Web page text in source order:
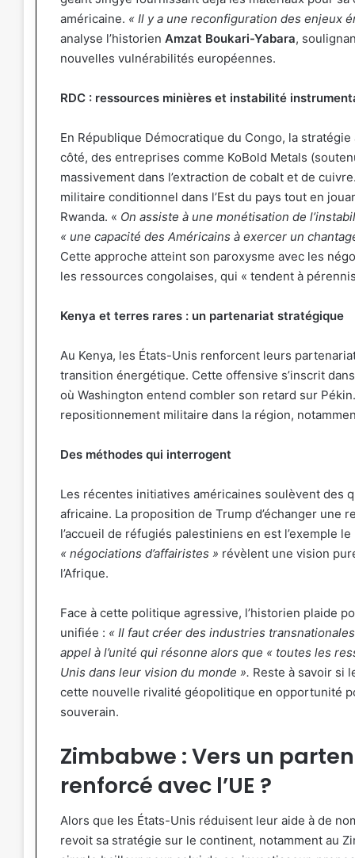
américaine. « Il y a une reconfiguration des enjeux
analyse l’historien Amzat Boukari-Yabara,
nouvelles vulnérabilités européennes.
RDC : ressources minières et instabilité
En République Démocratique du Congo, la
côté, des entreprises comme KoBold Metals
massivement dans l’extraction de cobalt et de
militaire conditionnel dans l’Est du pays tout en
Rwanda. « On assiste à une monétisation de
« une capacité des Américains à exercer un
Cette approche atteint son paroxysme avec les
les ressources congolaises, qui « tendent à
Kenya et terres rares : un partenariat stratégique
Au Kenya, les États-Unis renforcent leurs
transition énergétique. Cette offensive s’inscrit
où Washington entend combler son retard sur
repositionnement militaire dans la région,
Des méthodes qui interrogent
Les récentes initiatives américaines soulèvent des
africaine. La proposition de Trump d’échanger une
l’accueil de réfugiés palestiniens en est l’exemple
« négociations d’affairistes » révèlent une vision
l’Afrique.
Face à cette politique agressive, l’historien plaide
unifiée : « Il faut créer des industries
appel à l’unité qui résonne alors que « toutes les
Unis dans leur vision du monde ». Reste à savoir si
cette nouvelle rivalité géopolitique en opportunité
souverain.
Zimbabwe : Vers un
renforcé avec l’UE ?
Alors que les États-Unis réduisent leur aide à de
revoit sa stratégie sur le continent, notamment au